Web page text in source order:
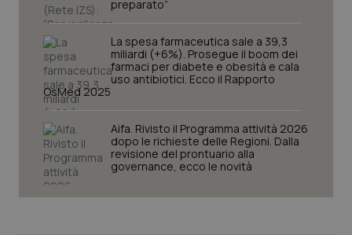
preparato”
La spesa farmaceutica sale a 39,3
miliardi (+6%). Prosegue il boom dei
farmaci per diabete e obesità e cala
uso antibiotici. Ecco il Rapporto
OsMed 2025
Aifa. Rivisto il Programma attività 2026
dopo le richieste delle Regioni. Dalla
revisione del prontuario alla
governance, ecco le novità
navigazione sulle pagine e l'accesso alle aree
protette del sito. Il sito web non è in grado di
funzionare correttamente senza questi cookie.
Fornitore /Dominio
VISITOR_PRIVACY_METADATA
YouTube
.youtube.com